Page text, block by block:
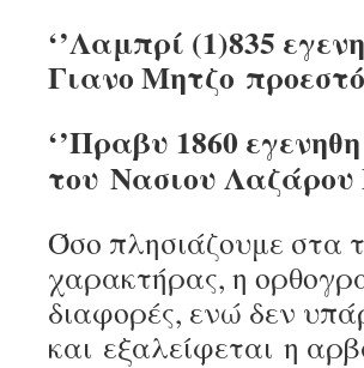
‘’Λαμπρί (1)835
Γιανο Μητζο
‘’Πραβυ 1860
του Νασιου Λαζάρου
Όσο πλησιάζουμε στα
χαρακτήρας, η
διαφορές, ενώ δεν
και